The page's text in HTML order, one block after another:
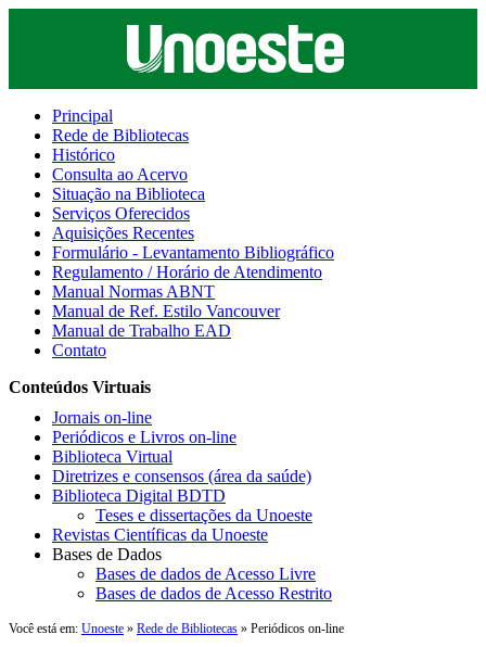
Principal
Rede de Bibliotecas
Histórico
Consulta ao Acervo
Situação na Biblioteca
Serviços Oferecidos
Aquisições Recentes
Formulário - Levantamento Bibliográfico
Regulamento / Horário de Atendimento
Manual Normas ABNT
Manual de Ref. Estilo Vancouver
Manual de Trabalho EAD
Contato
Conteúdos Virtuais
Jornais on-line
Periódicos e Livros on-line
Biblioteca Virtual
Diretrizes e consensos (área da saúde)
Biblioteca Digital BDTD
Teses e dissertações da Unoeste
Revistas Científicas da Unoeste
Bases de Dados
Bases de dados de Acesso Livre
Bases de dados de Acesso Restrito
Você está em: Unoeste » Rede de Bibliotecas » Periódicos on-line